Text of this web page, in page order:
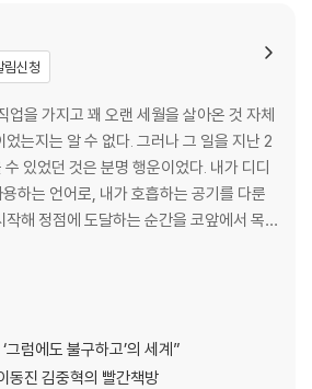
일디코 에네디
」 밸러리 패리스, 조너선 데이턴
마이클 알메레이다
키
도 레온 데 아라노아
오 바요나
」 정윤석
맷 리브스
올드로이드
런
나오코
림신청
업을 가지고 꽤 오랜 세월을 살아온 것 자체
는지는 알 수 없다. 그러나 그 일을 지난 2
있었던 것은 분명 행운이었다. 내가 디디
하는 언어로, 내가 호흡하는 공기를 다룬
해 정점에 도달하는 순간을 코앞에서 목도
었다. 내가 사랑했던 영화들처럼 나의 세
을 것이다. 하지만 나의 시간 역시 가끔씩
. 쓰고 또 쓴다.
그럼에도 불구하고’의 세계”
동진 김중혁의 빨간책방